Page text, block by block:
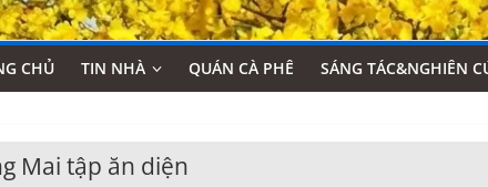
CHỦ TIN NHÀ QUÁN CÀ PHÊ SÁNG TÁC&NGHIÊN
Mai tập ăn diện